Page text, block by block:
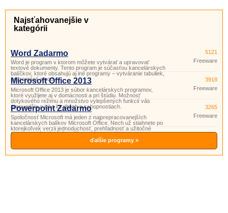
Najsťahovanejšie v
kategórii
Word Zadarmo
Word je program v ktorom môžete vytvárať a upravovať
textové dokumenty. Tento program je súčasťou kancelárskych
balíčkov, ktoré obsahujú aj iné programy – vytváranie tabuliek,
prezentácií a pod.
5121
Freeware
Microsoft Office 2013
Microsoft Office 2013 je súbor kancelárskych programov,
ktoré využijete aj v domácnosti a pri štúdiu. Možnosť
dotykového režimu a množstvo vylepšených funkcií vás
presvedčia o jeho kvalitách a schopnostiach.
3918
Freeware
Powerpoint Zadarmo
Spoločnosť Microsoft má jeden z najprepracovanejších
kancelárskych balíkov Microsoft Office. Nech už stiahnete po
ktorejkoľvek verzii jednoduchosť, prehľadnosť a užitočné
funkcie si vás získajú. Súčasťou tohto balíka je aj program
PowerPoint. Powerpoint je program vhodný na prípravu
3265
Freeware
ďalšie programy »